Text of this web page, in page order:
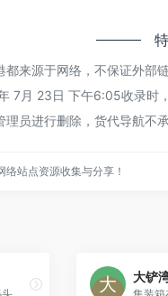
都来源于网络，不保证外部
7月 23日 下午6:05收录时
员进行删除，货代导航不承
站点资源收集与分享！
大铲
*